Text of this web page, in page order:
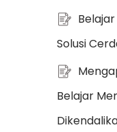
Solusi
Belajar